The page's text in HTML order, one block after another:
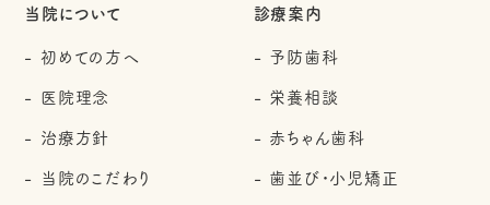
当院について
初めての方へ
医院理念
治療方針
当院のこだわり
診療案内
予防歯科
栄養相談
赤ちゃん歯科
歯並び・小児矯正